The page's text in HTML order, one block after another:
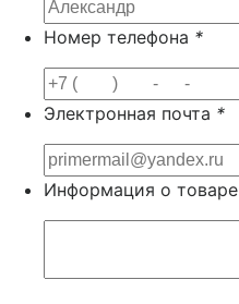
Номер телефона *
Электронная почта *
Информация о товаре